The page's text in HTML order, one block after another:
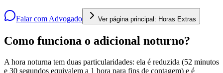
Falar com Advogado Ver página principal: Horas Extras
Como funciona o adicional noturno?
A hora noturna tem duas particularidades: ela é reduzida (52 minutos
e 30 segundos equivalem a 1 hora para fins de contagem) e é